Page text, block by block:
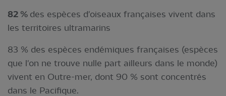
82 % des espèces d'oiseaux françaises vivent dans
les territoires ultramarins
83 % des espèces endémiques françaises (espèces
que l'on ne trouve nulle part ailleurs dans le monde)
vivent en Outre-mer, dont 90 % sont concentrés
dans le Pacifique.